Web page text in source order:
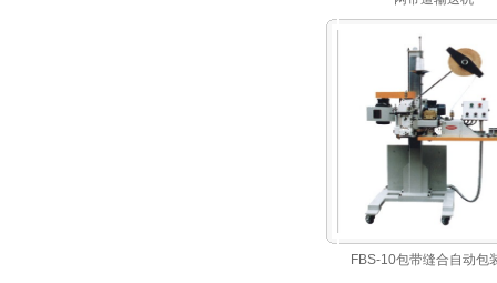
FBS-10包带缝合自动包